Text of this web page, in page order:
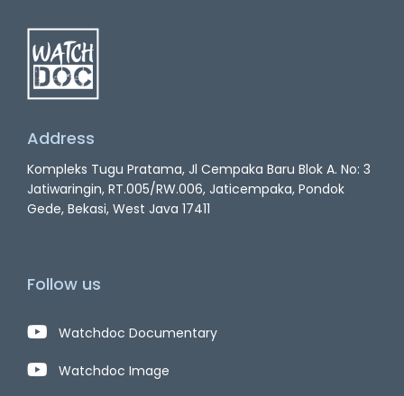
Address
Kompleks Tugu Pratama, Jl Cempaka Baru Blok A. No: 3
Jatiwaringin, RT.005/RW.006, Jaticempaka, Pondok
Gede, Bekasi, West Java 17411
Follow us
Watchdoc Documentary
Watchdoc Image